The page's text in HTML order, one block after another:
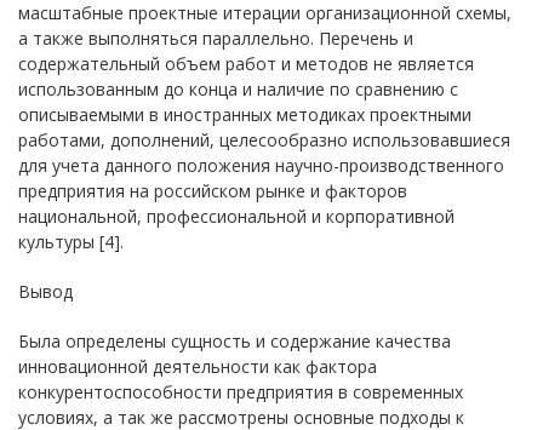
масштабные проектные итерации организационной схемы,
а также выполняться параллельно. Перечень и
содержательный объем работ и методов не является
использованным до конца и наличие по сравнению с
описываемыми в иностранных методиках проектными
работами, дополнений, целесообразно использовавшиеся
для учета данного положения научно-производственного
предприятия на российском рынке и факторов
национальной, профессиональной и корпоративной
культуры [4].
Вывод
Была определены сущность и содержание качества
инновационной деятельности как фактора
конкурентоспособности предприятия в современных
условиях, а так же рассмотрены основные подходы к